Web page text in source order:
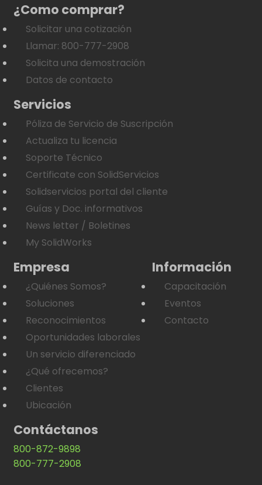
¿Como comprar?
Solicitar una cotización
Llamar: 800-777-2908
Solicita una demostración
Datos de contacto
Servicios
Póliza de Servicio de Suscripción
Actualiza tu licencia
Soporte Técnico
Certificate con SolidServicios
Solidservicios portal del cliente
Guías y Doc. informativos
News letter / Boletines
My SolidWorks
Empresa
¿Quiénes Somos?
Soluciones
Reconocimientos
Oportunidades laborales
Un servicio diferenciado
¿Qué ofrecemos?
Clientes
Ubicación
Información
Capacitación
Eventos
Contacto
Contáctanos
800-872-9898
800-777-2908